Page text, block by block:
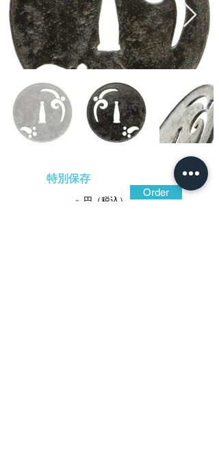
特別保存
- 円（税込）
Order